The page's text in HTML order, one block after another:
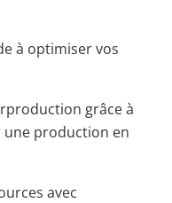
à optimiser vos
grâce à
une production en
avec